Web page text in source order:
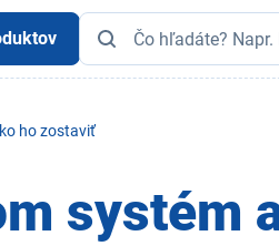
ho zostaviť
systém